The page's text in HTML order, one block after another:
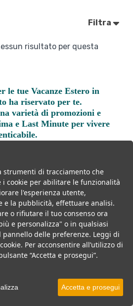
Filtra
risultato per questa
le tue Vacanze Estero in
ha riservato per te.
varietà di promozioni e
e Last Minute per vivere
per la tua prossima
vacanza.
selezionato per te le migliori mete, i
offerte per il tuo prossimo viaggio.
strumenti di tracciamento che
i cookie per abilitare le funzionalità
l'esperienza utente,
e la pubblicità, effettuare analisi.
o rifiutare il tuo consenso ora
e personalizza" o in qualsiasi
pannello delle preferenze. Leggi di
Per acconsentire all’utilizzo di
“Accetta e prosegui”.
Accetta e prosegui